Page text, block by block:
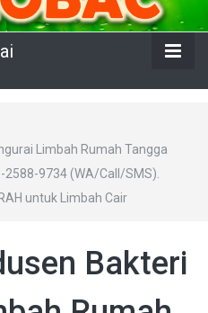
Limbah Rumah Tangga
2588-9734 (WA/Call/SMS).
untuk Limbah Cair
Bakteri